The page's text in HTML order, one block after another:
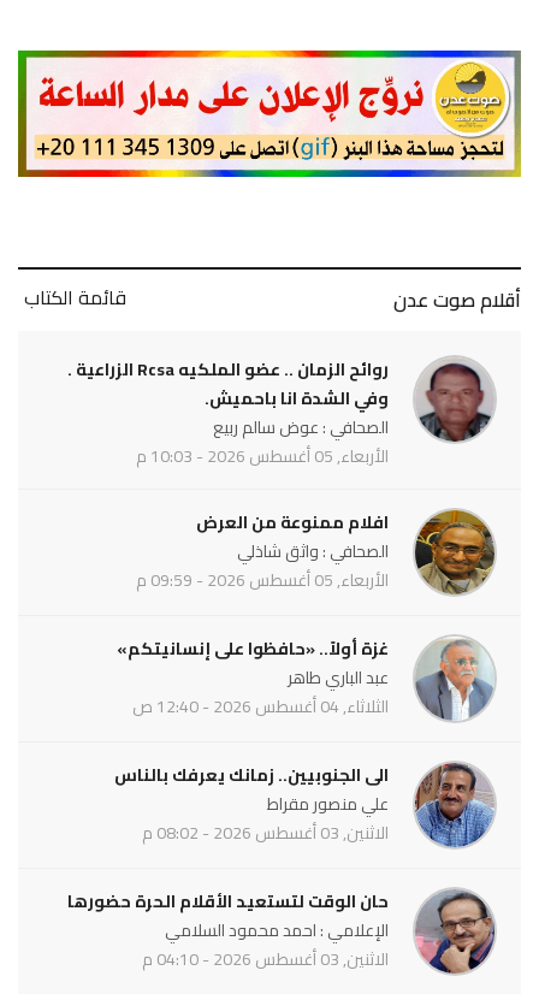
أقلام صوت عدن قائمة الكتاب
روائح الزمان .. عضو الملكيه Rcsa الزراعية .
وفي الشدة انا باحميش.
الصحافي : عوض سالم ربيع
الأربعاء, 05 أغسطس 2026 - 10:03 م
افلام ممنوعة من العرض
الصحافي : واثق شاذلي
الأربعاء, 05 أغسطس 2026 - 09:59 م
غزة أولاً.. «حافظوا على إنسانيتكم»
عبد الباري طاهر
الثلاثاء, 04 أغسطس 2026 - 12:40 ص
الى الجنوبيين.. زمانك يعرفك بالناس
علي منصور مقراط
الاثنين, 03 أغسطس 2026 - 08:02 م
حان الوقت لتستعيد الأقلام الحرة حضورها
الإعلامي : احمد محمود السلامي
الاثنين, 03 أغسطس 2026 - 04:10 م